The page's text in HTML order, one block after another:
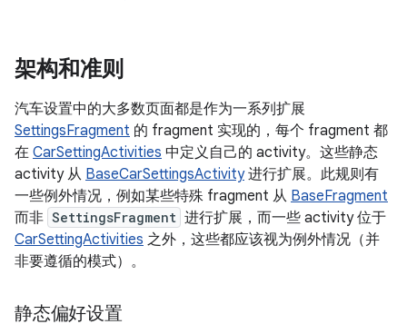
架构和准则
汽车设置中的大多数页面都是作为一系列扩展
SettingsFragment 的 fragment 实现的，每个 fragment 都
在 CarSettingActivities 中定义自己的 activity。这些静态
activity 从 BaseCarSettingsActivity进行扩展。此规则有
一些例外情况，例如某些特殊 fragment 从 BaseFragment
而非 SettingsFragment 进行扩展，而一些 activity 位于
CarSettingActivities 之外，这些都应该视为例外情况（并
非要遵循的模式）。
静态偏好设置